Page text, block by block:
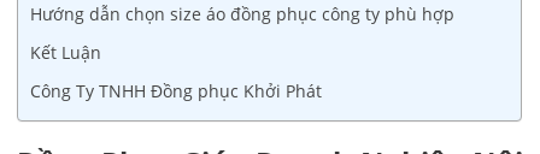
Hướng dẫn chọn size áo đồng phục công ty phù hợp
Kết Luận
Công Ty TNHH Đồng phục Khởi Phát